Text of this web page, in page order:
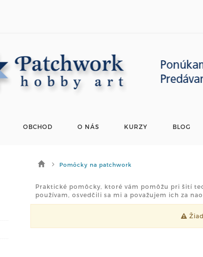
OBCHOD O NÁS KURZY BLOG
Pomôcky na patchwork
Praktické pomôcky, ktoré vám pomôžu pri šití
používam, osvedčili sa mi a považujem ich za